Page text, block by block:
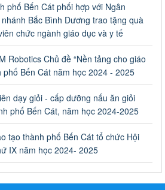
sách đề xuất học sinh nhận học bổng,
sức đến trường" năm học 2023-
khai các hoạt động hưởng ứng
nước nâng cao sức khỏe nhân dân
khai các hoạt động hưởng ứng phong
cao sức khỏe nhân dân năm 2023
biện pháp tăng cường công tác
phố Bến Cát phối hợp với Ngân
Bắc Bình Dương trao tặng quà
chức ngành giáo dục và y tế
Robotics Chủ đề “Nền tảng cho giáo
phố Bến Cát năm học 2024 - 2025
dạy giỏi - cấp dưỡng nấu ăn giỏi
phố Bến Cát, năm học 2024-2025
tạo thành phố Bến Cát tổ chức Hội
IX năm học 2024- 2025